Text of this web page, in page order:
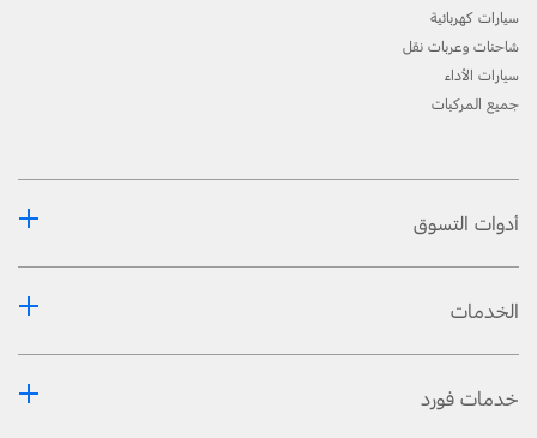
سيارات كهربائية
شاحنات وعربات نقل
سيارات الأداء
جميع المركبات
أدوات التسوق
الخدمات
خدمات فورد